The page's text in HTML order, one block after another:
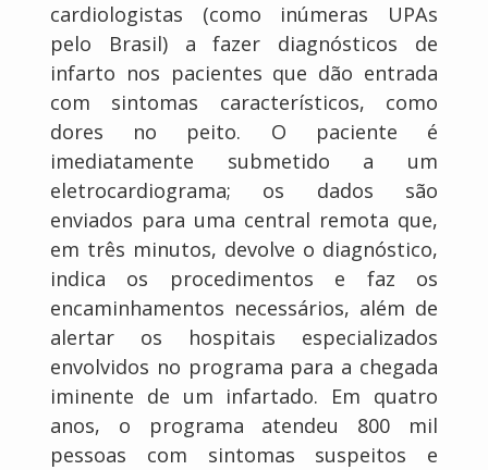
cardiologistas (como inúmeras UPAs
pelo Brasil) a fazer diagnósticos de
infarto nos pacientes que dão entrada
com sintomas característicos, como
dores no peito. O paciente é
imediatamente submetido a um
eletrocardiograma; os dados são
enviados para uma central remota que,
em três minutos, devolve o diagnóstico,
indica os procedimentos e faz os
encaminhamentos necessários, além de
alertar os hospitais especializados
envolvidos no programa para a chegada
iminente de um infartado. Em quatro
anos, o programa atendeu 800 mil
pessoas com sintomas suspeitos e